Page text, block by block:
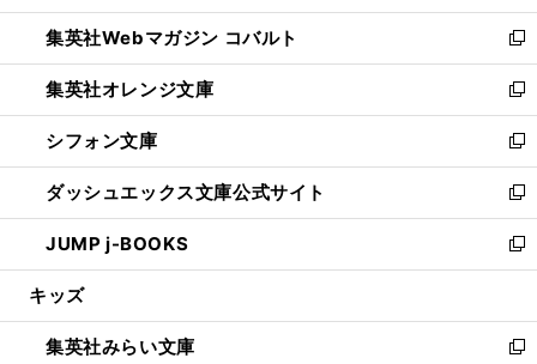
開
く
ウ
で
開
く
ン
ド
ウ
で
開
く
ウ
ィ
ン
ド
ウ
で
開
く
集英社Webマガジン コバルト
新
し
い
ウ
ィ
ン
ド
ウ
で
開
集英社オレンジ文庫
新
し
い
ウ
ィ
ン
ド
ウ
開
く
シフォン文庫
新
し
い
ウ
ィ
ン
ウ
で
ダッシュエックス文庫公式サイト
新
し
い
ウ
ン
ド
JUMP j-BOOKS
新
し
ウ
ィ
キッズ
集英社みらい文庫
新